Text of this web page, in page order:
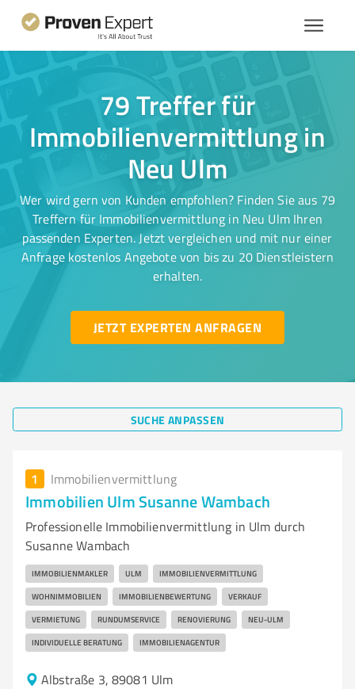
79 Treffer für
Immobilienvermittlung in
Neu Ulm
Wer wird gern von Kunden empfohlen? Finden Sie aus 79
Treffern für Immobilienvermittlung in Neu Ulm Ihren
passenden Experten. Jetzt vergleichen und mit nur einer
Anfrage kostenlos Angebote von bis zu 20 Dienstleistern
erhalten.
JETZT EXPERTEN ANFRAGEN
SUCHE ANPASSEN
1 Immobilienvermittlung
Immobilien Ulm Susanne Wambach
Professionelle Immobilienvermittlung in Ulm durch
Susanne Wambach
IMMOBILIENMAKLER ULM IMMOBILIENVERMITTLUNG
WOHNIMMOBILIEN IMMOBILIENBEWERTUNG VERKAUF
VERMIETUNG RUNDUMSERVICE RENOVIERUNG NEU-ULM
INDIVIDUELLE BERATUNG IMMOBILIENAGENTUR
Albstraße 3, 89081 Ulm